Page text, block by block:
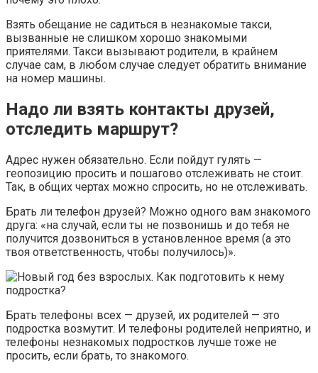
Взять обещание не садиться в незнакомые такси,
вызванные не слишком хорошо знакомыми
приятелями. Такси вызывают родители, в крайнем
случае сам, в любом случае следует обратить внимание
на номер машины.
Надо ли взять контакты друзей,
отследить маршрут?
Адрес нужен обязательно. Если пойдут гулять —
геопозицию просить и пошагово отслеживать не стоит.
Так, в общих чертах можно спросить, но не отслеживать.
Брать ли телефон друзей? Можно одного вам знакомого
друга: «на случай, если ты не позвонишь и до тебя не
получится дозвониться в установленное время (а это
твоя ответственность, чтобы получилось)».
Брать телефоны всех — друзей, их родителей — это
подростка возмутит. И телефоны родителей неприятно, и
телефоны незнакомых подростков лучше тоже не
просить, если брать, то знакомого.